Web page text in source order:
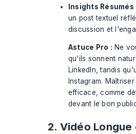
Insights Résumés
un post textuel
discussion et
Astuce Pro : Ne
qu'ils sonnent
LinkedIn, tandis
Instagram.
efficace, comme
devant le bon
2. Vidéo